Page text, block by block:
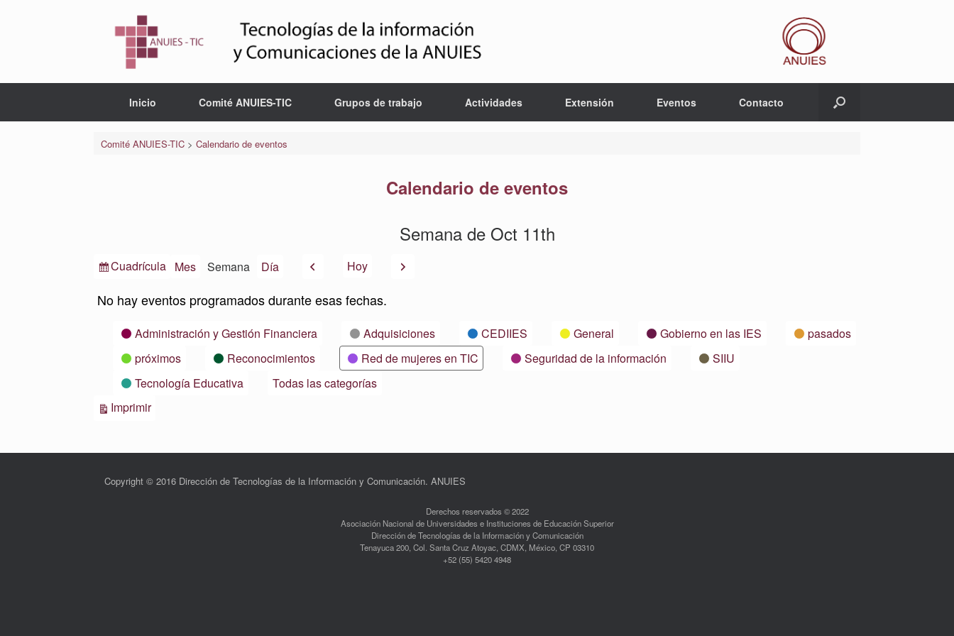
Inicio Comité ANUIES-TIC Grupos de trabajo Actividades Extensión Eventos Contacto
Comité ANUIES-TIC> Calendario de eventos
Calendario de eventos
Semana de Oct 11th
Ver
Cuadrícula Mes Semana Día AnteriorHoy Siguiente
No hay eventos programados durante esas fechas.
CategoríasAdministración y Gestión Financiera Adquisiciones CEDIIES General Gobierno en las IES
pasados
próximos
Reconocimientos Red de mujeres en TIC Seguridad de la información
SIIU
Tecnología Educativa
Todas las categorías
ImprimirVistas
Copyright © 2016 Dirección de Tecnologías de la Información y Comunicación. ANUIES
Derechos reservados © 2022
Asociación Nacional de Universidades e Instituciones de Educación Superior
Dirección de Tecnologías de la Información y Comunicación
Tenayuca 200, Col. Santa Cruz Atoyac, CDMX, México, CP 03310
+52 (55) 5420 4948